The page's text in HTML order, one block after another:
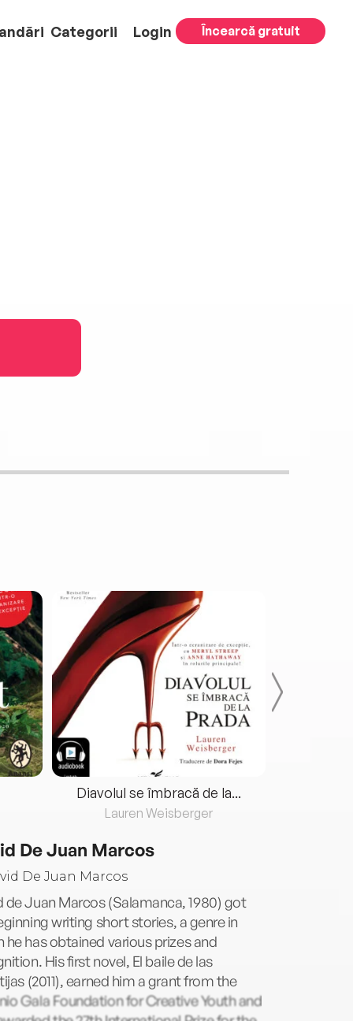
Categorii Login Încearcă gratuit
Diavolul se îmbracă de la...
Lauren Weisberger
De Juan Marcos
de Juan Marcos (Salamanca, 1980) got
writing short stories, a genre in
he has obtained various prizes and
His first novel, El baile de las
(2011), earned him a grant from the
Gala Foundation for Creative Youth and